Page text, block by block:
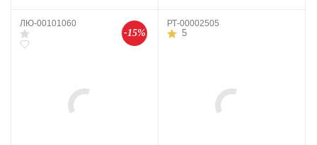
ЛЮ-00101060
-15%
РТ-00002505
5